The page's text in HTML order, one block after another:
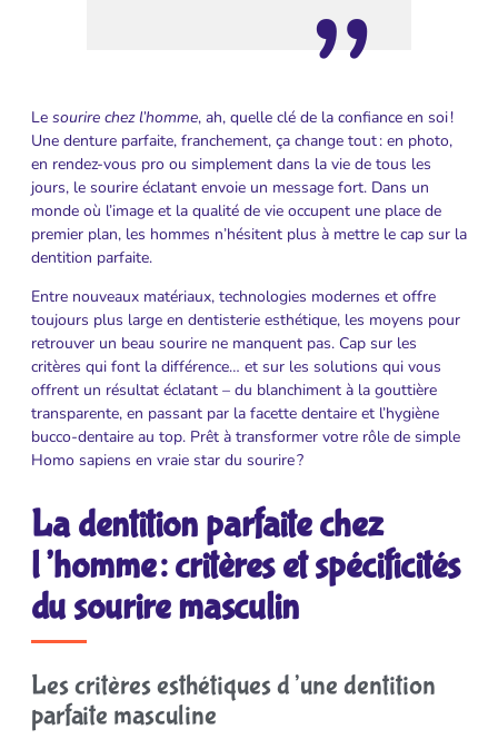
Le sourire chez l’homme, ah, quelle clé de la confiance en soi !
Une denture parfaite, franchement, ça change tout : en photo,
en rendez-vous pro ou simplement dans la vie de tous les
jours, le sourire éclatant envoie un message fort. Dans un
monde où l’image et la qualité de vie occupent une place de
premier plan, les hommes n’hésitent plus à mettre le cap sur la
dentition parfaite.
Entre nouveaux matériaux, technologies modernes et offre
toujours plus large en dentisterie esthétique, les moyens pour
retrouver un beau sourire ne manquent pas. Cap sur les
critères qui font la différence… et sur les solutions qui vous
offrent un résultat éclatant – du blanchiment à la gouttière
transparente, en passant par la facette dentaire et l’hygiène
bucco-dentaire au top. Prêt à transformer votre rôle de simple
Homo sapiens en vraie star du sourire ?
La dentition parfaite chez
l’homme : critères et spécificités
du sourire masculin
Les critères esthétiques d’une dentition
parfaite masculine